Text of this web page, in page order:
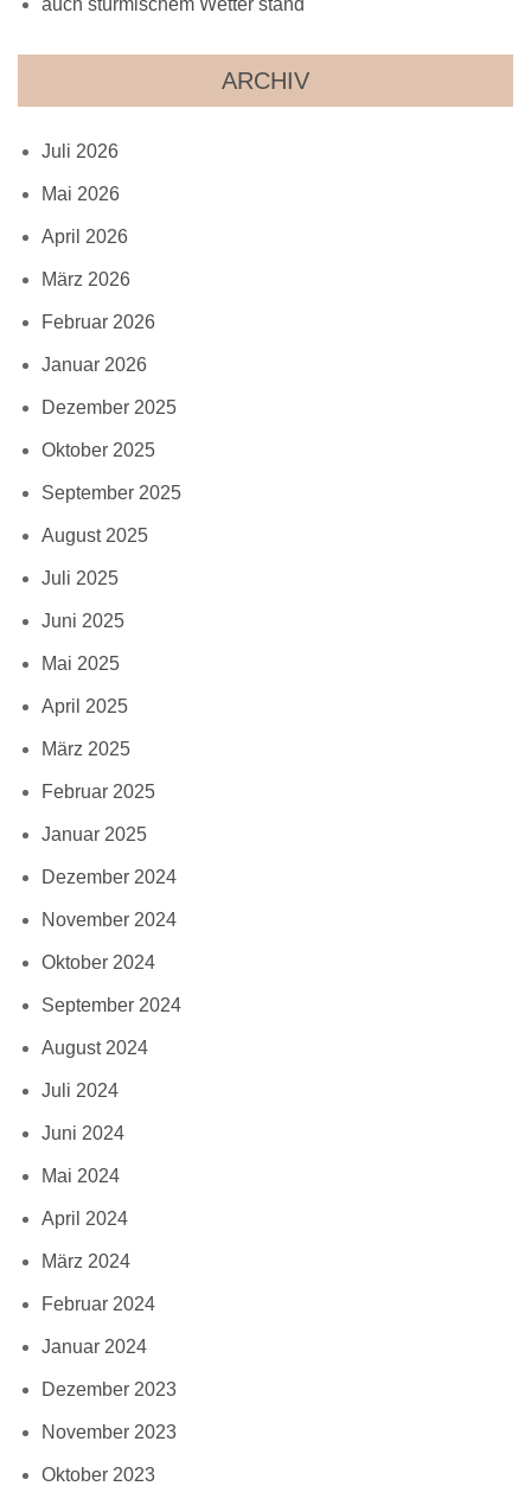
ARCHIV
Juli 2026
Mai 2026
April 2026
März 2026
Februar 2026
Januar 2026
Dezember 2025
Oktober 2025
September 2025
August 2025
Juli 2025
Juni 2025
Mai 2025
April 2025
März 2025
Februar 2025
Januar 2025
Dezember 2024
November 2024
Oktober 2024
September 2024
August 2024
Juli 2024
Juni 2024
Mai 2024
April 2024
März 2024
Februar 2024
Januar 2024
Dezember 2023
November 2023
Oktober 2023